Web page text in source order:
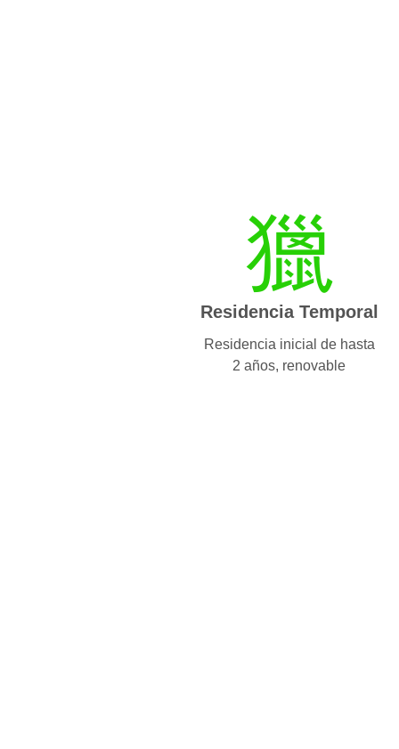
Residencia Temporal
Residencia inicial de hasta
2 años, renovable